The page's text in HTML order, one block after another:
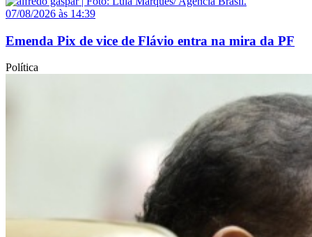
07/08/2026 às 14:39
Emenda Pix de vice de Flávio entra na mira da PF
Política